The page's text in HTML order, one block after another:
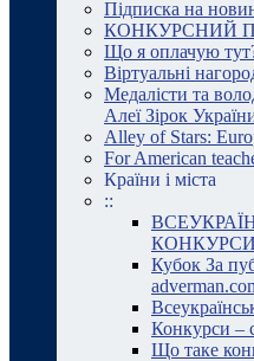
Підписка на
КОНКУРСНИЙ
Що я оплачую
Віртуальні
Медалісти та
Алеї Зірок
Alley of Stars:
For American
Країни і міста
::
Кубок За
Конкурси –
Що таке